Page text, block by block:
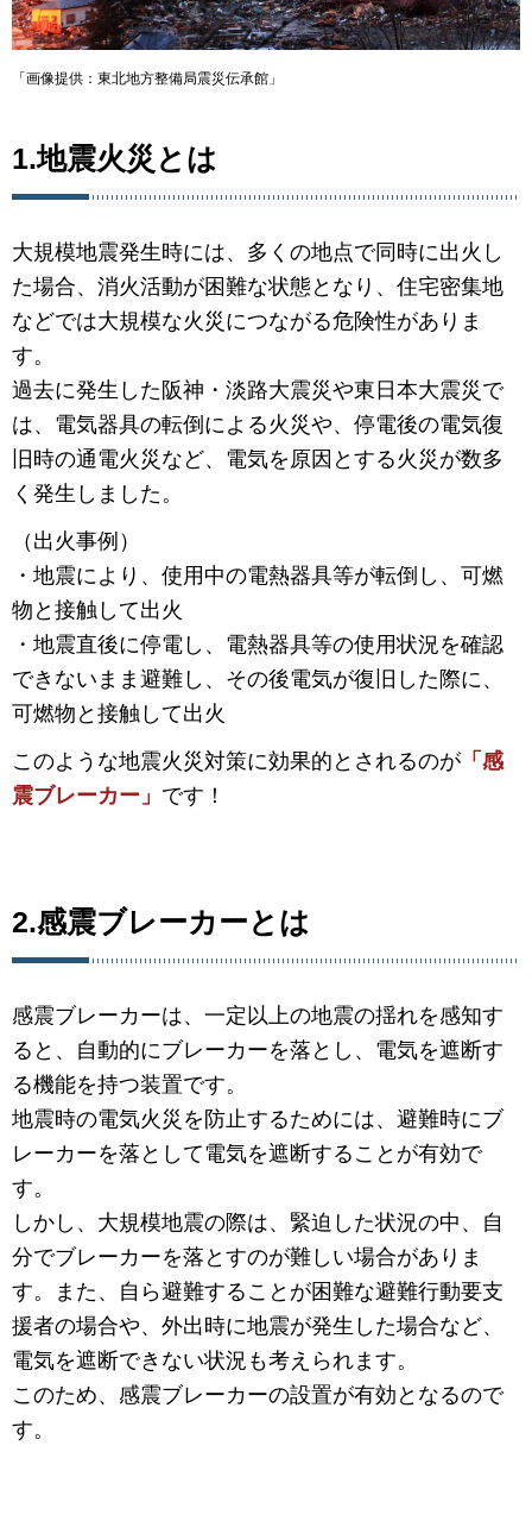
「画像提供：東北地方整備局震災伝承館」
1.地震火災とは
大規模地震発生時には、多くの地点で同時に出火し
た場合、消火活動が困難な状態となり、住宅密集地
などでは大規模な火災につながる危険性がありま
す。
過去に発生した阪神・淡路大震災や東日本大震災で
は、電気器具の転倒による火災や、停電後の電気復
旧時の通電火災など、電気を原因とする火災が数多
く発生しました。
（出火事例）
・地震により、使用中の電熱器具等が転倒し、可燃
物と接触して出火
・地震直後に停電し、電熱器具等の使用状況を確認
できないまま避難し、その後電気が復旧した際に、
可燃物と接触して出火
このような地震火災対策に効果的とされるのが 「感
震ブレーカー」 です！
2.感震ブレーカーとは
感震ブレーカーは、一定以上の地震の揺れを感知す
ると、自動的にブレーカーを落とし、電気を遮断す
る機能を持つ装置です。
地震時の電気火災を防止するためには、避難時にブ
レーカーを落として電気を遮断することが有効で
す。
しかし、大規模地震の際は、緊迫した状況の中、自
分でブレーカーを落とすのが難しい場合がありま
す。また、自ら避難することが困難な避難行動要支
援者の場合や、外出時に地震が発生した場合など、
電気を遮断できない状況も考えられます。
このため、感震ブレーカーの設置が有効となるので
す。